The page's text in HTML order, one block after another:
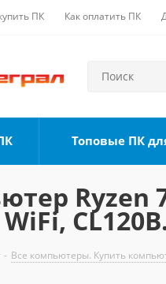
ПК Как оплатить ПК
Топовые ПК
Ryzen 7
WiFi,
- Все компьютеры. Купить